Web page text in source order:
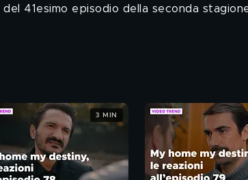
41esimo episodio della seconda
3 MIN